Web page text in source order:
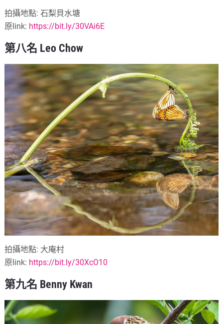
拍攝地點: 石梨貝水塘
原link: https://bit.ly/30VAi6E
第八名 Leo Chow
拍攝地點: 大庵村
原link: https://bit.ly/30XcO10
第九名 Benny Kwan